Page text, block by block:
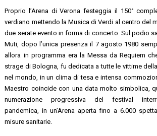
Proprio l’Arena di Verona festeggia il 150°
verdiano mettendo la Musica di Verdi al centro del
due serate evento in forma di concerto. Sul podio
Muti, dopo l’unica presenza il 7 agosto 1980
allora in programma era la Messa da Requiem
strage di Bologna, fu dedicata a tutte le vittime
nel mondo, in un clima di tesa e intensa
Maestro coincide con una data molto simbolica,
numerazione progressiva del festival
pandemica, in un’Arena aperta fino a 6.000
misure sanitarie.